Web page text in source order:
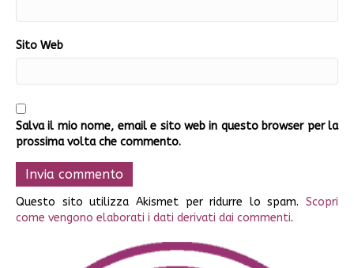
Sito Web
Salva il mio nome, email e sito web in questo browser per la
prossima volta che commento.
Questo sito utilizza Akismet per ridurre lo spam. Scopri
come vengono elaborati i dati derivati dai commenti.